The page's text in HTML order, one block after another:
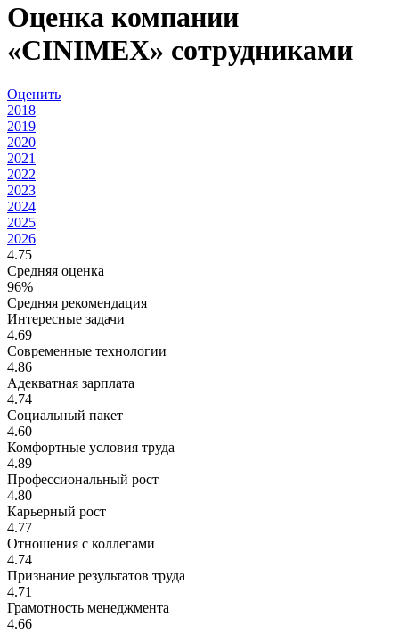
Оценка компании
«CINIMEX» сотрудниками
Оценить
2018
2019
2020
2021
2022
2023
2024
2025
2026
4.75
Средняя оценка
96%
Средняя рекомендация
Интересные задачи
4.69
Современные технологии
4.86
Адекватная зарплата
4.74
Социальный пакет
4.60
Комфортные условия труда
4.89
Профессиональный рост
4.80
Карьерный рост
4.77
Отношения с коллегами
4.74
Признание результатов труда
4.71
Грамотность менеджмента
4.66